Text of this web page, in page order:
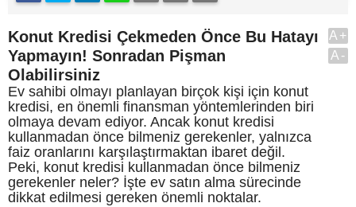
Konut Kredisi Çekmeden Önce Bu Hatayı
Yapmayın! Sonradan Pişman
Olabilirsiniz
Ev sahibi olmayı planlayan birçok kişi için konut
kredisi, en önemli finansman yöntemlerinden biri
olmaya devam ediyor. Ancak konut kredisi
kullanmadan önce bilmeniz gerekenler, yalnızca
faiz oranlarını karşılaştırmaktan ibaret değil.
Peki, konut kredisi kullanmadan önce bilmeniz
gerekenler neler? İşte ev satın alma sürecinde
dikkat edilmesi gereken önemli noktalar.
A+
A-